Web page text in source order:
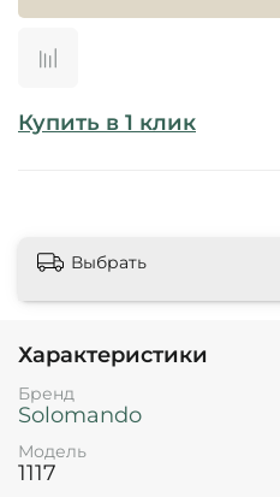
Купить в 1 клик
Выбрать
Характеристики
Бренд
Solomando
Модель
1117